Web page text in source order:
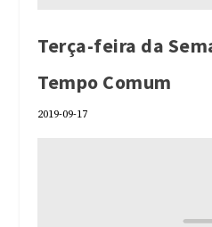
Terça-feira da
Tempo Comum
2019-09-17